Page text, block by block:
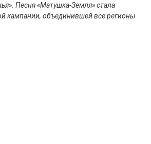
Песня «Матушка-Земля» стала
кампании, объединившей все регионы